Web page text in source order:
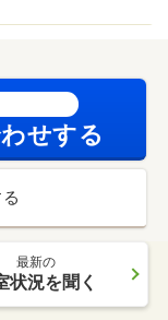
せする
最新の
状況を聞く